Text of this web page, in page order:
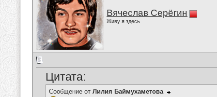
Вячеслав Серёгин
Живу я здесь
Цитата:
Сообщение от Лилия Баймухаметова